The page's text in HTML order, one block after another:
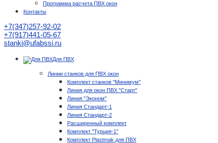
Программа расчета ПВХ окон
Контакты
+7(347)257-92-02
+7(917)441-05-67
stanki@ufabssi.ru
Для ПВХ
Линии станков для ПВХ окон
Комплект станков "Минимум"
Линия для окон ПВХ "Старт"
Линия "Эконом"
Линия Стандарт-1
Линия Стандарт-2
Расширенный комплект
Комплект "Турция-1"
Комплект Plastmak для ПВХ